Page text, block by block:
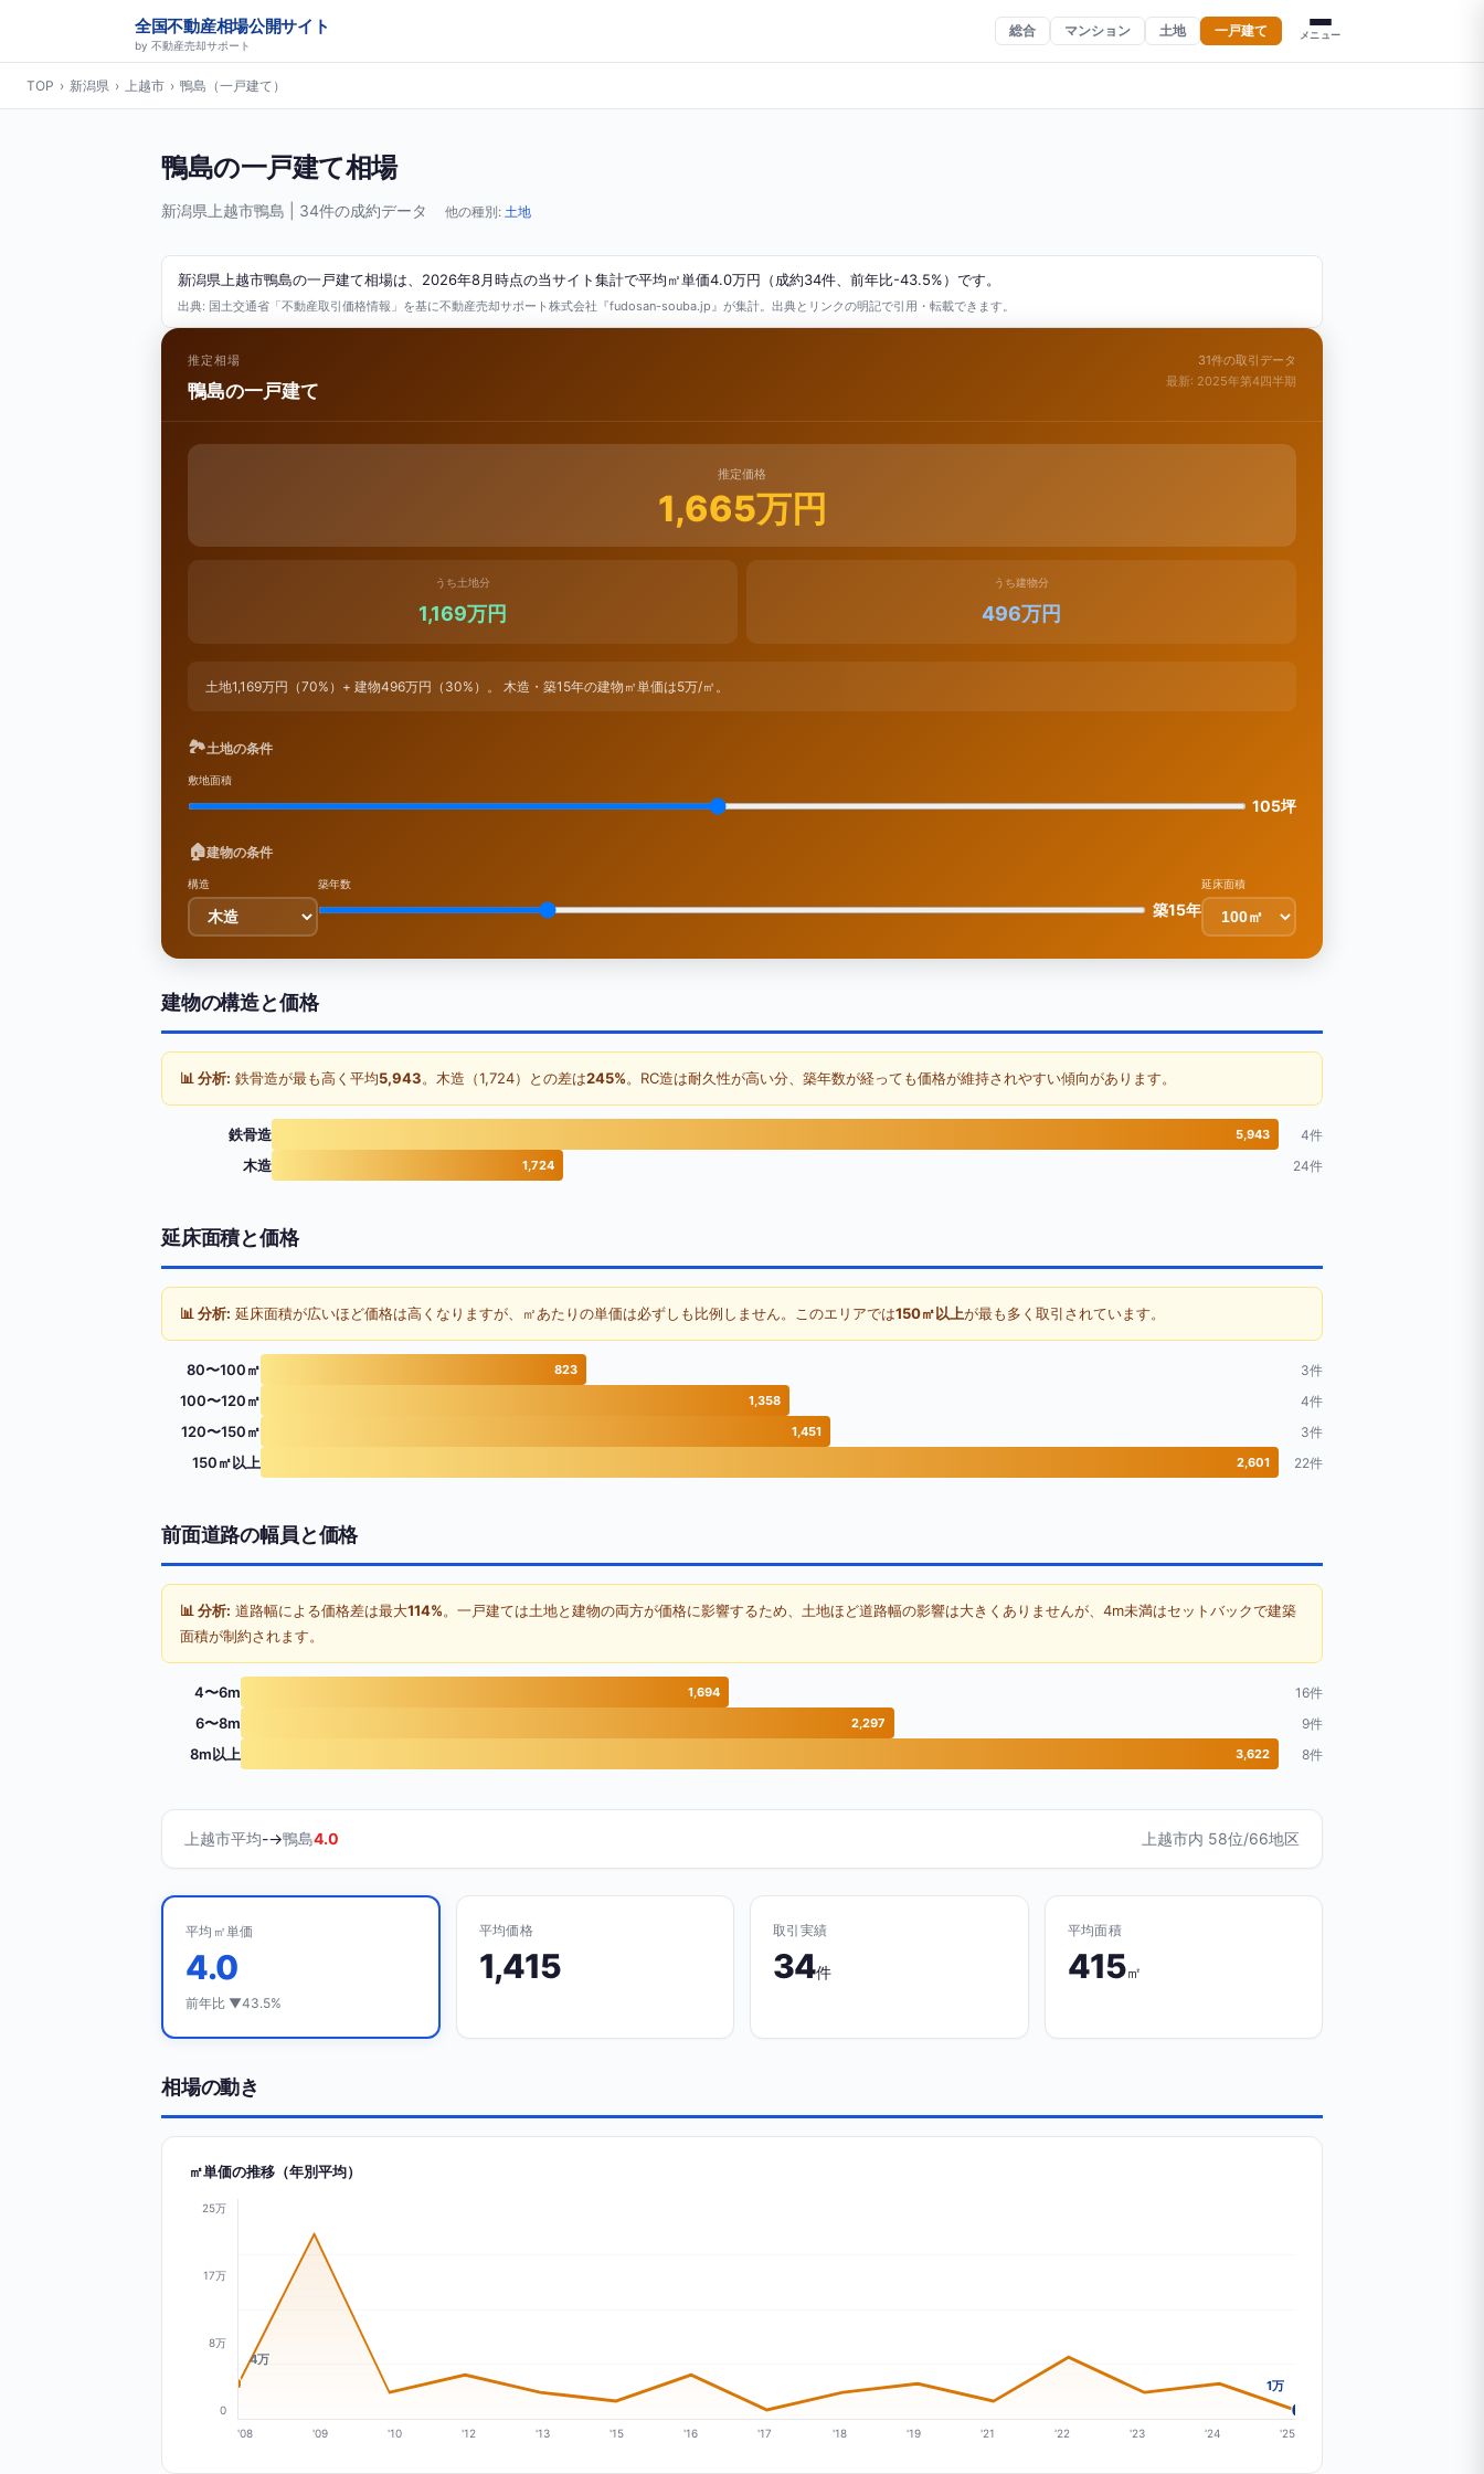
全国不動産相場公開サイト
by 不動産売却サポート
総合 マンション 土地 一戸建て メニュー
TOP › 新潟県 › 上越市 › 鴨島（一戸建て）
鴨島の一戸建て相場
新潟県上越市鴨島 | 34件の成約データ 他の種別: 土地
新潟県上越市鴨島の一戸建て相場は、2026年8月時点の当サイト集計で平均㎡単価4.0万円（成約34件、前年比-43.5%）です。
出典: 国土交通省「不動産取引価格情報」を基に不動産売却サポート株式会社『fudosan-souba.jp』が集計。出典とリンクの明記で引用・転載できます。
推定相場
鴨島の一戸建て
31件の取引データ
最新: 2025年第4四半期
推定価格
1,665万円
うち土地分
1,169万円
うち建物分
496万円
土地1,169万円（70%）+ 建物496万円（30%）。 木造・築15年の建物㎡単価は5万/㎡。
🏞土地の条件
敷地面積
105坪
🏠建物の条件
構造 築年数
築15年
延床面積
建物の構造と価格
📊 分析: 鉄骨造が最も高く平均5,943。木造（1,724）との差は245%。RC造は耐久性が高い分、築年数が経っても価格が維持されやすい傾向があります。
鉄骨造 5,943 4件
木造 1,724 24件
延床面積と価格
📊 分析: 延床面積が広いほど価格は高くなりますが、㎡あたりの単価は必ずしも比例しません。このエリアでは150㎡以上が最も多く取引されています。
80〜100㎡ 823 3件
100〜120㎡ 1,358 4件
120〜150㎡ 1,451 3件
150㎡以上 2,601 22件
前面道路の幅員と価格
📊 分析: 道路幅による価格差は最大114%。一戸建ては土地と建物の両方が価格に影響するため、土地ほど道路幅の影響は大きくありませんが、4m未満はセットバックで建築
面積が制約されます。
4〜6m 1,694 16件
6〜8m 2,297 9件
8m以上 3,622 8件
上越市平均-→鴨島4.0 上越市内 58位/66地区
平均㎡単価
4.0
前年比 ▼43.5%
平均価格
1,415
取引実績
34件
平均面積
415㎡
相場の動き
㎡単価の推移（年別平均）
25万
17万
8万
0
4万
1万
'08 '09 '10 '12 '13 '15 '16 '17 '18 '19 '21 '22 '23 '24 '25